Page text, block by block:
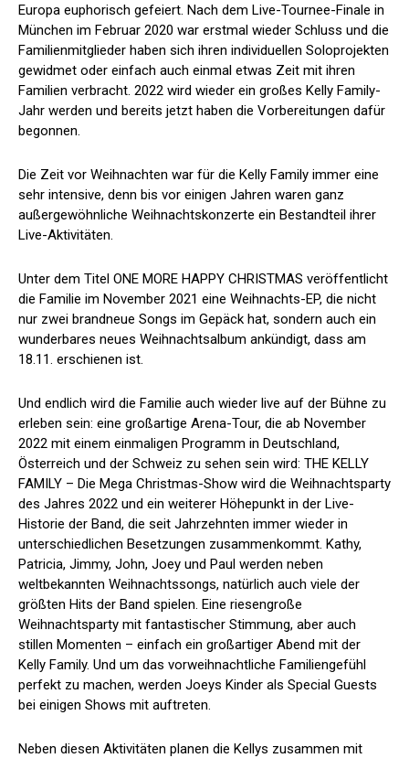
Europa euphorisch gefeiert. Nach dem Live-Tournee-Finale in
München im Februar 2020 war erstmal wieder Schluss und die
Familienmitglieder haben sich ihren individuellen Soloprojekten
gewidmet oder einfach auch einmal etwas Zeit mit ihren
Familien verbracht. 2022 wird wieder ein großes Kelly Family-
Jahr werden und bereits jetzt haben die Vorbereitungen dafür
begonnen.
Die Zeit vor Weihnachten war für die Kelly Family immer eine
sehr intensive, denn bis vor einigen Jahren waren ganz
außergewöhnliche Weihnachtskonzerte ein Bestandteil ihrer
Live-Aktivitäten.
Unter dem Titel ONE MORE HAPPY CHRISTMAS veröffentlicht
die Familie im November 2021 eine Weihnachts-EP, die nicht
nur zwei brandneue Songs im Gepäck hat, sondern auch ein
wunderbares neues Weihnachtsalbum ankündigt, dass am
18.11. erschienen ist.
Und endlich wird die Familie auch wieder live auf der Bühne zu
erleben sein: eine großartige Arena-Tour, die ab November
2022 mit einem einmaligen Programm in Deutschland,
Österreich und der Schweiz zu sehen sein wird: THE KELLY
FAMILY – Die Mega Christmas-Show wird die Weihnachtsparty
des Jahres 2022 und ein weiterer Höhepunkt in der Live-
Historie der Band, die seit Jahrzehnten immer wieder in
unterschiedlichen Besetzungen zusammenkommt. Kathy,
Patricia, Jimmy, John, Joey und Paul werden neben
weltbekannten Weihnachtssongs, natürlich auch viele der
größten Hits der Band spielen. Eine riesengroße
Weihnachtsparty mit fantastischer Stimmung, aber auch
stillen Momenten – einfach ein großartiger Abend mit der
Kelly Family. Und um das vorweihnachtliche Familiengefühl
perfekt zu machen, werden Joeys Kinder als Special Guests
bei einigen Shows mit auftreten.
Neben diesen Aktivitäten planen die Kellys zusammen mit